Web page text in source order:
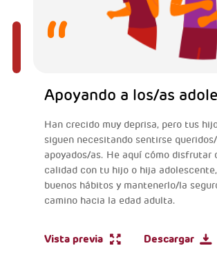
Apoyando a los/as
Han crecido muy deprisa, pero tus
siguen necesitando sentirse
apoyados/as. He aquí cómo disfrutar
calidad con tu hijo o hija
buenos hábitos y mantenerlo/la
camino hacia la edad adulta.
Vista previa Descargar